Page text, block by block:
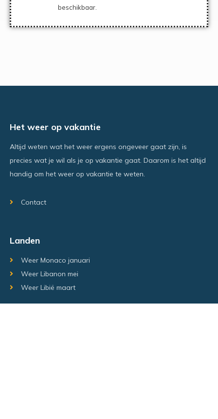
beschikbaar.
Het weer op vakantie
Altijd weten wat het weer ergens ongeveer gaat zijn, is
precies wat je wil als je op vakantie gaat. Daarom is het altijd
handig om het weer op vakantie te weten.
Contact
Landen
Weer Monaco januari
Weer Libanon mei
Weer Libië maart